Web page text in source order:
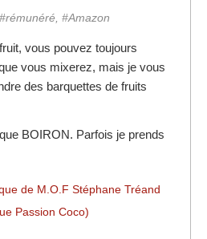
#Amazon
vous pouvez toujours
vous mixerez, mais je vous
des barquettes de fruits
BOIRON. Parfois je prends